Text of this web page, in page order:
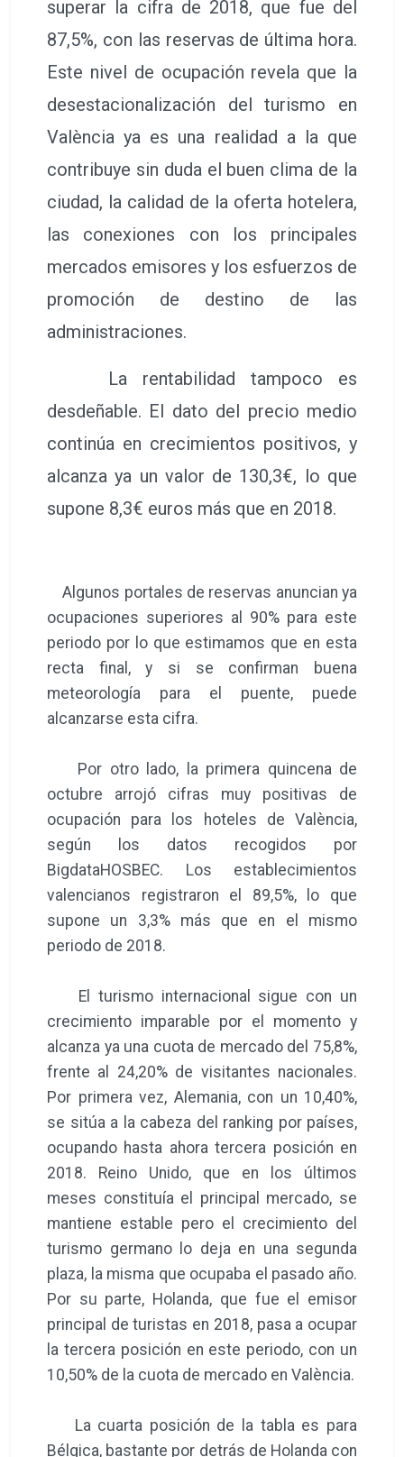
superar la cifra de 2018, que fue del
87,5%, con las reservas de última hora.
Este nivel de ocupación revela que la
desestacionalización del turismo en
València ya es una realidad a la que
contribuye sin duda el buen clima de la
ciudad, la calidad de la oferta hotelera,
las conexiones con los principales
mercados emisores y los esfuerzos de
promoción de destino de las
administraciones.
La rentabilidad tampoco es
desdeñable. El dato del precio medio
continúa en crecimientos positivos, y
alcanza ya un valor de 130,3€, lo que
supone 8,3€ euros más que en 2018.
Algunos portales de reservas anuncian ya
ocupaciones superiores al 90% para este
periodo por lo que estimamos que en esta
recta final, y si se confirman buena
meteorología para el puente, puede
alcanzarse esta cifra.
Por otro lado, la primera quincena de
octubre arrojó cifras muy positivas de
ocupación para los hoteles de València,
según los datos recogidos por
BigdataHOSBEC. Los establecimientos
valencianos registraron el 89,5%, lo que
supone un 3,3% más que en el mismo
periodo de 2018.
El turismo internacional sigue con un
crecimiento imparable por el momento y
alcanza ya una cuota de mercado del 75,8%,
frente al 24,20% de visitantes nacionales.
Por primera vez, Alemania, con un 10,40%,
se sitúa a la cabeza del ranking por países,
ocupando hasta ahora tercera posición en
2018. Reino Unido, que en los últimos
meses constituía el principal mercado, se
mantiene estable pero el crecimiento del
turismo germano lo deja en una segunda
plaza, la misma que ocupaba el pasado año.
Por su parte, Holanda, que fue el emisor
principal de turistas en 2018, pasa a ocupar
la tercera posición en este periodo, con un
10,50% de la cuota de mercado en València.
La cuarta posición de la tabla es para
Bélgica, bastante por detrás de Holanda con